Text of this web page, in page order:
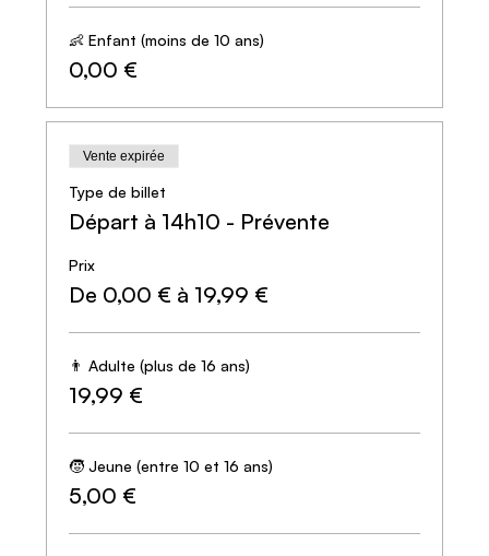
👶 Enfant (moins de 10 ans)
0,00 €
Vente expirée
Type de billet
Départ à 14h10 - Prévente
Prix
De 0,00 € à 19,99 €
👨 Adulte (plus de 16 ans)
19,99 €
🧒 Jeune (entre 10 et 16 ans)
5,00 €